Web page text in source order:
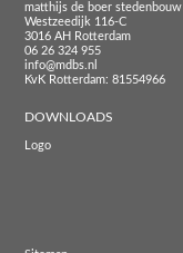
matthijs de boer stedenbouw
Westzeedijk 116-C
3016 AH Rotterdam
06 26 324 955
info@mdbs.nl
KvK Rotterdam: 81554966
DOWNLOADS
Logo